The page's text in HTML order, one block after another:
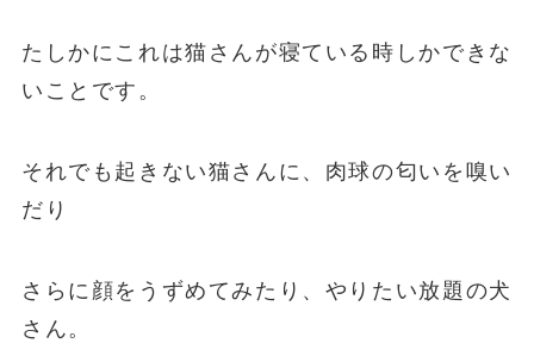
たしかにこれは猫さんが寝ている時しかできな
いことです。
それでも起きない猫さんに、肉球の匂いを嗅い
だり
さらに顔をうずめてみたり、やりたい放題の犬
さん。